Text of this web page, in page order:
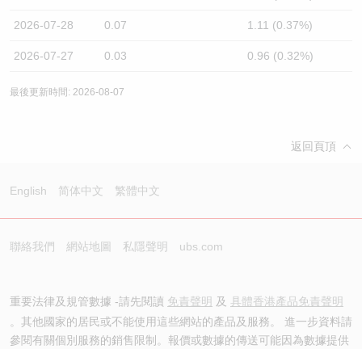
2026-07-28 0.07 1.11 (0.37%)
2026-07-27 0.03 0.96 (0.32%)
最後更新時間: 2026-08-07
返回頁頂
English 简体中文 繁體中文
聯絡我們 網站地圖 私隱聲明 ubs.com
重要法律及規管數據 -請先閱讀 免責聲明 及 具體香港產品免責聲明
。其他國家的居民或不能使用這些網站的產品及服務。 進一步資料請
參閱有關個別服務的銷售限制。報價或數據的傳送可能因為數據提供